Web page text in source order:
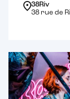
38Riv
38 rue de